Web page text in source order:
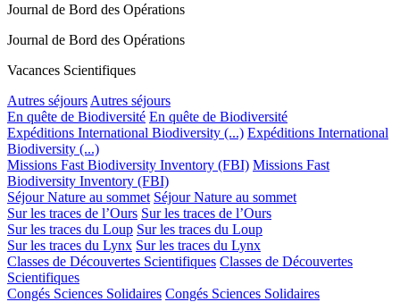
Journal de Bord des Opérations
Journal de Bord des Opérations
Vacances Scientifiques
Autres séjours Autres séjours
En quête de Biodiversité En quête de Biodiversité
Expéditions International Biodiversity (...) Expéditions International
Biodiversity (...)
Missions Fast Biodiversity Inventory (FBI) Missions Fast
Biodiversity Inventory (FBI)
Séjour Nature au sommet Séjour Nature au sommet
Sur les traces de l’Ours Sur les traces de l’Ours
Sur les traces du Loup Sur les traces du Loup
Sur les traces du Lynx Sur les traces du Lynx
Classes de Découvertes Scientifiques Classes de Découvertes
Scientifiques
Congés Sciences Solidaires Congés Sciences Solidaires